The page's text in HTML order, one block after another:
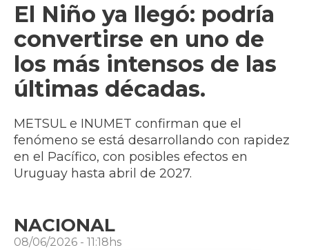
El Niño ya llegó: podría
convertirse en uno de
los más intensos de las
últimas décadas.
METSUL e INUMET confirman que el
fenómeno se está desarrollando con rapidez
en el Pacífico, con posibles efectos en
Uruguay hasta abril de 2027.
NACIONAL
08/06/2026 - 11:18hs